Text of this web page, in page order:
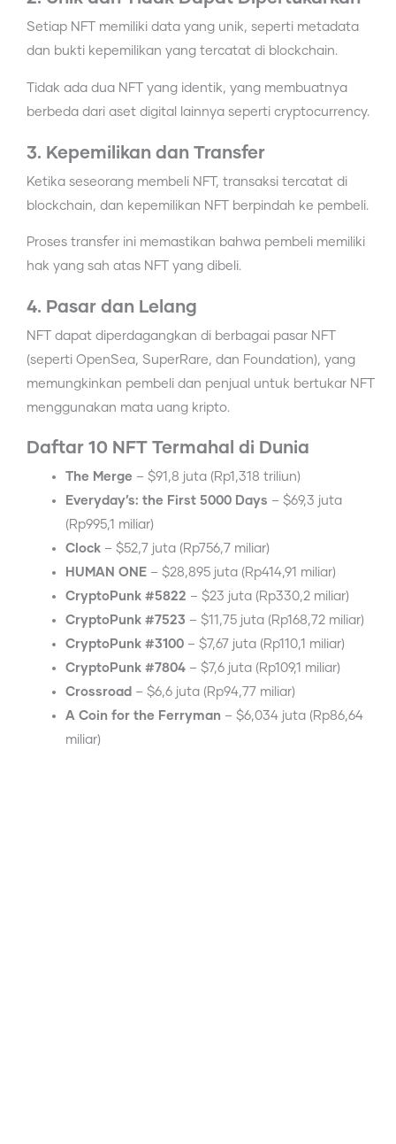
Setiap NFT memiliki data yang unik, seperti metadata
dan bukti kepemilikan yang tercatat di blockchain.
Tidak ada dua NFT yang identik, yang membuatnya
berbeda dari aset digital lainnya seperti cryptocurrency.
3. Kepemilikan dan Transfer
Ketika seseorang membeli NFT, transaksi tercatat di
blockchain, dan kepemilikan NFT berpindah ke pembeli.
Proses transfer ini memastikan bahwa pembeli memiliki
hak yang sah atas NFT yang dibeli.
4. Pasar dan Lelang
NFT dapat diperdagangkan di berbagai pasar NFT
(seperti OpenSea, SuperRare, dan Foundation), yang
memungkinkan pembeli dan penjual untuk bertukar NFT
menggunakan mata uang kripto.
Daftar 10 NFT Termahal di Dunia
The Merge – $91,8 juta (Rp1,318 triliun)
Everyday’s: the First 5000 Days – $69,3 juta
(Rp995,1 miliar)
Clock– $52,7 juta (Rp756,7 miliar)
HUMAN ONE– $28,895 juta (Rp414,91 miliar)
CryptoPunk #5822 – $23 juta (Rp330,2 miliar)
CryptoPunk #7523 – $11,75 juta (Rp168,72 miliar)
CryptoPunk #3100– $7,67 juta (Rp110,1 miliar)
CryptoPunk #7804– $7,6 juta (Rp109,1 miliar)
Crossroad – $6,6 juta (Rp94,77 miliar)
A Coin for the Ferryman – $6,034 juta (Rp86,64
miliar)